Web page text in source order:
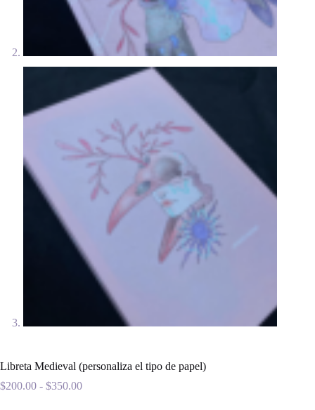
Libreta Medieval (personaliza el tipo de papel)
$200.00 - $350.00Rango